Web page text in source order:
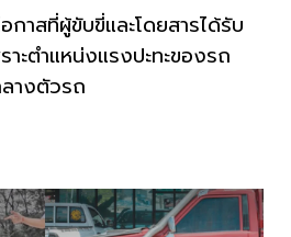
กาสที่ผู้ขับขี่และโดยสารได้รับ
าะตำแหน่งแรงปะทะของรถ
างตัวรถ